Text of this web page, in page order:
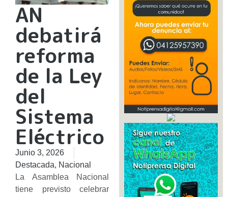
AN
debatirá
reforma
de la Ley
del
Sistema
Eléctrico
Junio 3, 2026
Destacada, Nacional
La Asamblea Nacional
tiene previsto celebrar